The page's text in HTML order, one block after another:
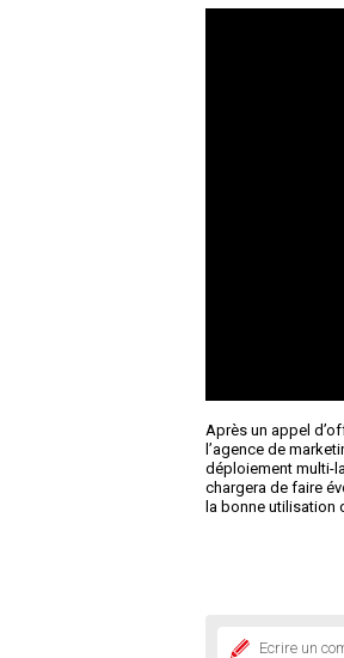
Après un appel
l’agence de
déploiement multi-
chargera de faire
la bonne utilisation
Ecrire un